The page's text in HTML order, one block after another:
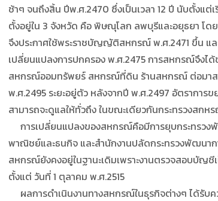
ช้าๆ จนถึงสิ้น ปีพ.ศ.2470 ซึ่งเป็นเวลา 12 ปี นับตั้งแต่
ตั้งอยู่ใน 3 จังหวัด คือ พิษณุโลก ลพบุรีและอยุธยา โด
จึงประกาศใช้พระราชบัญญัติสหกรณ์ พ.ศ.2471 ขึ้น แ
เปลี่ยนแปลงการปกครอง พ.ศ.2475 การสหกรณ์จึงไ
สหกรณ์ออมทรัพยร์ สหกรณ์ที่ดิน ร้านสหกรณ์ ต่อมาส
พ.ศ.2495 ระยะอยู่ตัว หลังจากปี พ.ศ.2497 อัตรากา
สามารถจะดูแลให้ทั่วถึง ในขณะเดียวกันกระทรวงสก
การเปลี่ยนแปลงของสหกรณ์คือมีการยุบกระทรว
พาณิชย์และธนกิจ และสำนักงานปลัดกระทรวงพัฒนา
สหกรณ์ยังคงอยู่ในฐานะเดิมเพราะงานตรวจสอบบั
ตั้งแต่ วันที่ 1 ตุลาคม พ.ศ.2515
ผลการดำเนินงานทางสหกรณ์ในธุรกิจต่างๆ ได้รับค